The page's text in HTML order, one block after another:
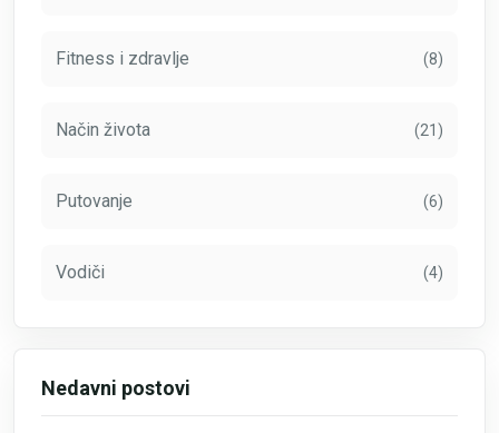
Fitness i zdravlje (8)
Način života (21)
Putovanje (6)
Vodiči (4)
Nedavni postovi